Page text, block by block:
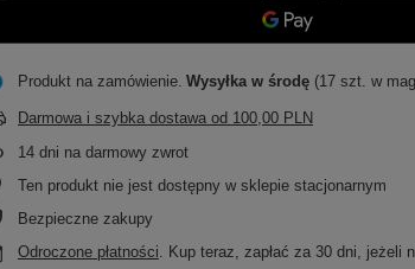
Produkt na zamówienie Wysyłka w środę(17 szt. w
Darmowa i szybka dostawaod 100,00 PLN
14dni na darmowy zwrot
Ten produkt nie jest dostępny w sklepie stacjonarnym
Bezpieczne zakupy
Odroczone płatności. Kup teraz, zapłać za 30 dni, jeżeli